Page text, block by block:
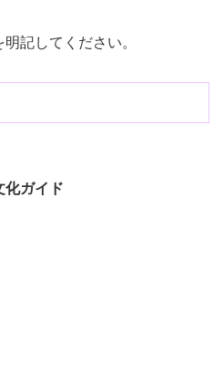
記してください。
化ガイド